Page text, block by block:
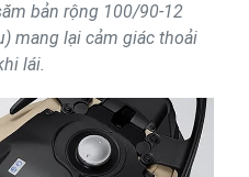
bản rộng 100/90-12
mang lại cảm giác thoải
lái.